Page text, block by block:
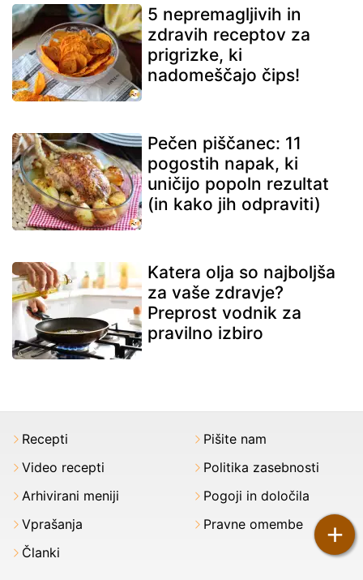
5 nepremagljivih in
zdravih receptov za
prigrizke, ki
nadomeščajo čips!
Pečen piščanec: 11
pogostih napak, ki
uničijo popoln rezultat
(in kako jih odpraviti)
Katera olja so najboljša
za vaše zdravje?
Preprost vodnik za
pravilno izbiro
+
Recepti
Video recepti
Arhivirani meniji
Vprašanja
Članki
Pišite nam
Politika zasebnosti
Pogoji in določila
Pravne omembe